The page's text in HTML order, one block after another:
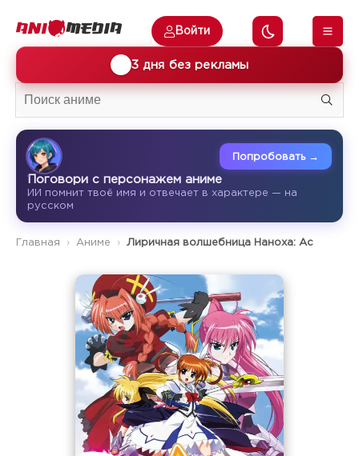
3 дня без рекламы
Войти
Поговори с персонажем аниме
ИИ помнит твоё имя и отвечает в характере — на
русском
Попробовать →
Главная Аниме Лиричная волшебница Наноха: Ас